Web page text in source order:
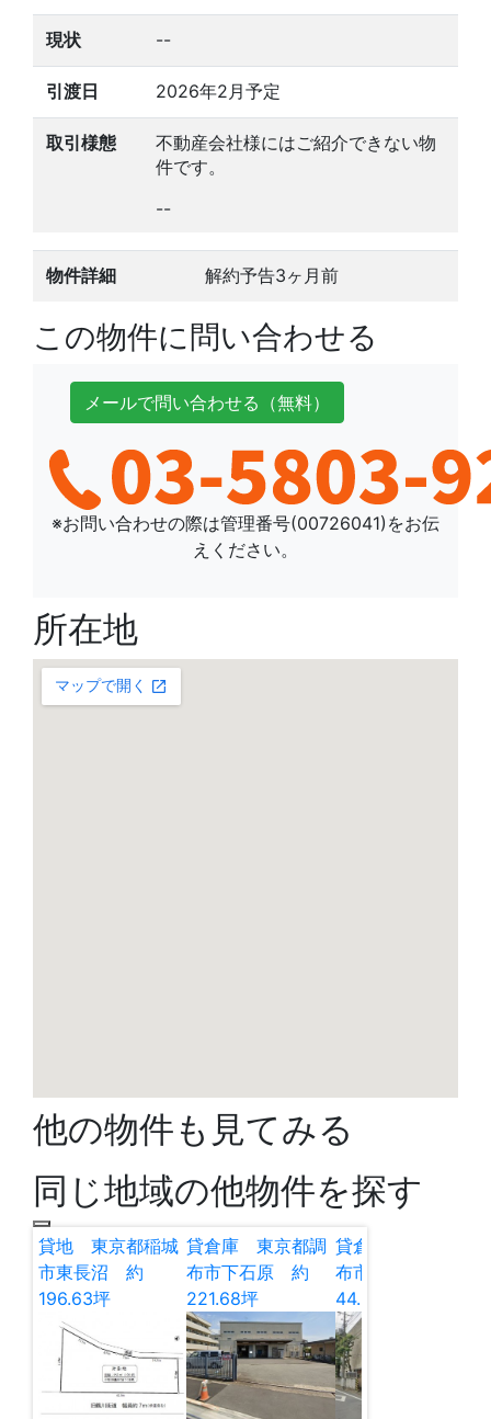
現状 --
引渡日 2026年2月予定
取引様態
不動産会社様にはご紹介できない物
件です。
--
物件詳細 解約予告3ヶ月前
この物件に問い合わせる
メールで問い合わせる （無料）
※お問い合わせの際は管理番号(00726041)をお伝
えください。
所在地
他の物件も見てみる
同じ地域の他物件を探す
貸地 東京都稲城
市東長沼 約
196.63坪
貸倉庫 東京都調
布市下石原 約
221.68坪
貸倉庫 東京都調
布市佐須町 約
44.59坪